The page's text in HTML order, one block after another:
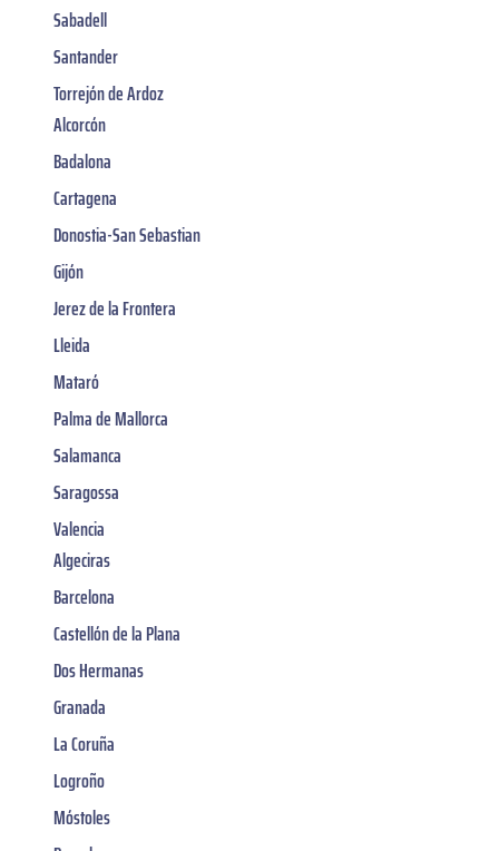
Sabadell
Santander
Torrejón de Ardoz
Alcorcón
Badalona
Cartagena
Donostia-San Sebastian
Gijón
Jerez de la Frontera
Lleida
Mataró
Palma de Mallorca
Salamanca
Saragossa
Valencia
Algeciras
Barcelona
Castellón de la Plana
Dos Hermanas
Granada
La Coruña
Logroño
Móstoles